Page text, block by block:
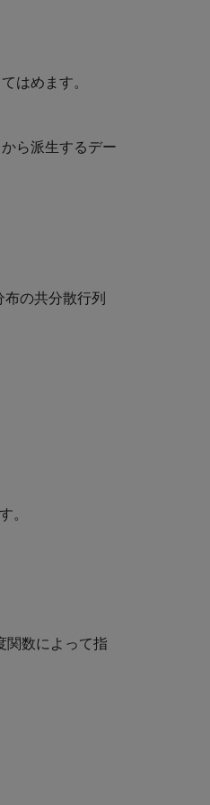
はめます。
ら派生するデー
の共分散行列
。
関数によって指